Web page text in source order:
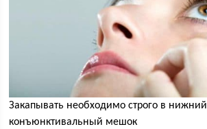
Закапывать необходимо строго в нижний
конъюнктивальный мешок